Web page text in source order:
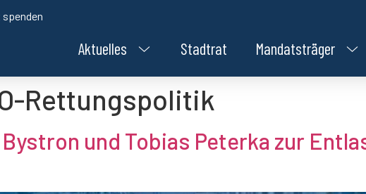
Aktuelles Stadtrat Mandatsträger
Rettungspolitik
und Tobias Peterka zur